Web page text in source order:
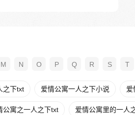
M N O P Q R S T
之下txt 爱情公寓一人之下小说 爱
公寓之一人之下txt 爱情公寓里的一人